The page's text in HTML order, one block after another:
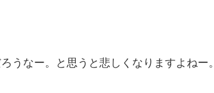
うなー。と思うと悲しくなりますよねー。